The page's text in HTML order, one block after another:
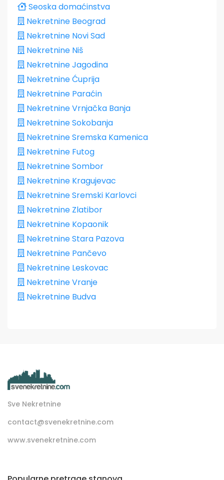
Seoska domaćinstva
Nekretnine Beograd
Nekretnine Novi Sad
Nekretnine Niš
Nekretnine Jagodina
Nekretnine Ćuprija
Nekretnine Paraćin
Nekretnine Vrnjačka Banja
Nekretnine Sokobanja
Nekretnine Sremska Kamenica
Nekretnine Futog
Nekretnine Sombor
Nekretnine Kragujevac
Nekretnine Sremski Karlovci
Nekretnine Zlatibor
Nekretnine Kopaonik
Nekretnine Stara Pazova
Nekretnine Pančevo
Nekretnine Leskovac
Nekretnine Vranje
Nekretnine Budva
Sve Nekretnine
contact@svenekretnine.com
www.svenekretnine.com